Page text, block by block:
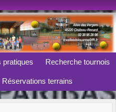
pratiques Recherche tournois
Réservations terrains